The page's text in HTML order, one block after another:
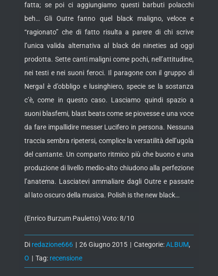
fatta; se poi ci aggiungiamo questi barbuti polacchi
beh… Gli Outre fanno quel black maligno, veloce e
“ragionato” che di fatto risulta a parere di chi scrive
l’unica valida alternativa al black dei nineties ad oggi
prodotta. Sette canti maligni come pochi, nell’attitudine,
nei testi e nei suoni feroci. Il paragone con il gruppo di
Nergal è d’obbligo e lusinghiero, specie se la sostanza
c’è, come in questo caso. Lasciamo quindi spazio a
suoni blasfemi, blast beats come se piovesse e una voce
da fare impallidire messer Lucifero in persona. Nessuna
traccia sembra ripetersi, complice la versatilità dell’ugola
del cantante. Un comparto ritmico più che buono e una
produzione di livello medio-alto chiudono alla perfezione
l’anatema. Lasciatevi ammaliare dagli Outre e passate
al lato oscuro della musica. Polish is the new black…
(Enrico Burzum Pauletto) Voto: 8/10
Di redazione666 | 26 Giugno 2015 | Categorie:ALBUM,
O | Tag: recensione